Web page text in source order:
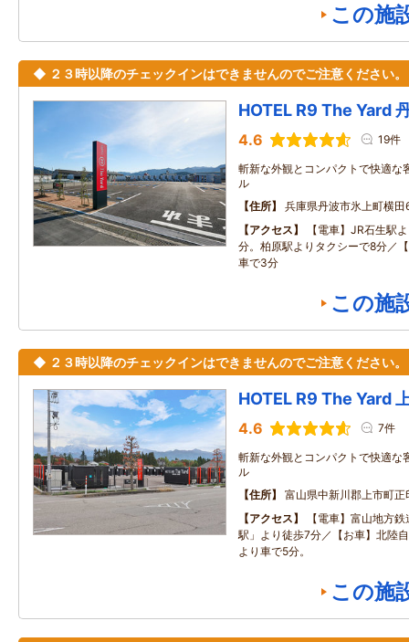
この施
◆ ２３時以降のチェックインはできませんのでご注意ください。
HOTEL R9 The Yard
4.6 19件
斬新な外観とコンパクトで快適な
ル
住所
兵庫県丹波市氷上町横田
アクセス
【電車】JR石生駅
分。柏原駅よりタクシーで8分／
車で3分
この施
◆ ２３時以降のチェックインはできませんのでご注意ください。
HOTEL R9 The Yard
4.6 7件
斬新な外観とコンパクトで快適な
ル
住所
富山県中新川郡上市町正
アクセス
【電車】富山地方
駅」より徒歩7分／【お車】北陸
より車で5分。
この施